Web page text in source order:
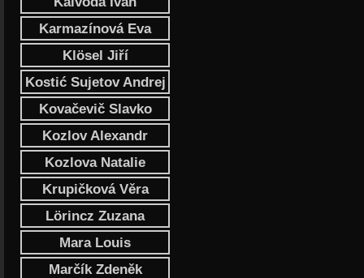
Karmazínová Eva
Klösel Jiří
Kostić Sujetov Andrej
Kovačevič Slavko
Kozlov Alexandr
Kozlova Natalie
Krupičková Věra
Lörincz Zuzana
Mara Louis
Marčík Zdeněk